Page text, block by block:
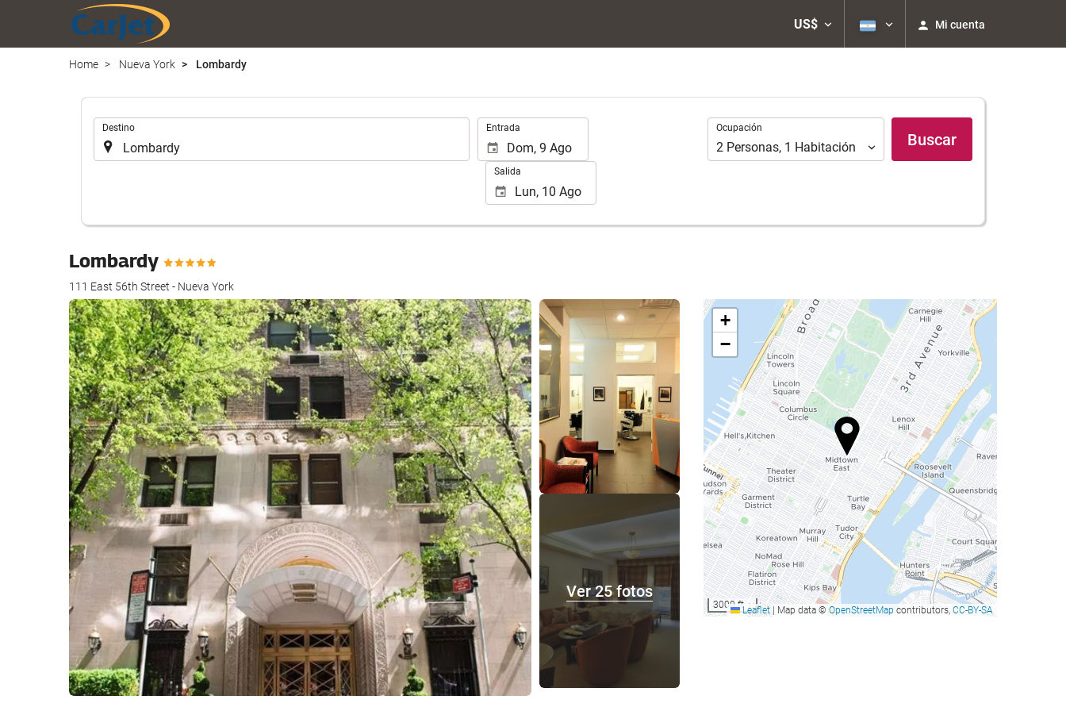
US$ Mi cuenta
Home Nueva York Lombardy
Destino Entrada
Salida
Ocupación
Ocupación
2 Personas, 1 Habitación Buscar
Lombardy
111 East 56th Street - Nueva York
Ver 25 fotos
Ver 25 fotos
+
−
3000 ftLeaflet Map data © OpenStreetMap contributors, CC-BY-SA